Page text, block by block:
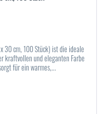
30 cm, 100 Stück) ist die ideale
kraftvollen und eleganten Farbe
für ein warmes,...